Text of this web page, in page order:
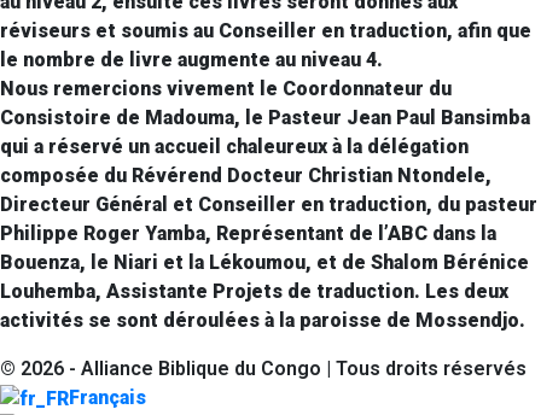
réviseurs et soumis au Conseiller en traduction, afin que
le nombre de livre augmente au niveau 4.
Nous remercions vivement le Coordonnateur du
Consistoire de Madouma, le Pasteur Jean Paul Bansimba
qui a réservé un accueil chaleureux à la délégation
composée du Révérend Docteur Christian Ntondele,
Directeur Général et Conseiller en traduction, du pasteur
Philippe Roger Yamba, Représentant de l’ABC dans la
Bouenza, le Niari et la Lékoumou, et de Shalom Bérénice
Louhemba, Assistante Projets de traduction. Les deux
activités se sont déroulées à la paroisse de Mossendjo.
© 2026 - Alliance Biblique du Congo | Tous droits réservés
Français